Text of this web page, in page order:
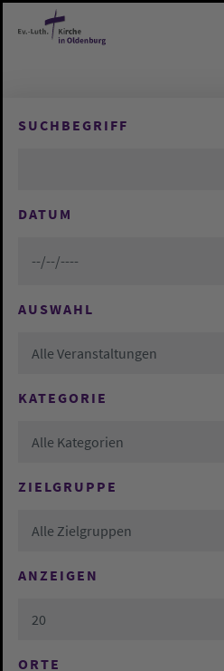
Zum Hauptinhalt springen
SUCHBEGRIFF
DATUM
AUSWAHL
Alle Veranstaltungen
KATEGORIE
Alle Kategorien
ZIELGRUPPE
Alle Zielgruppen
ANZEIGEN
20
ORTE